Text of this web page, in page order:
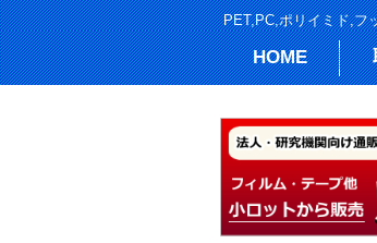
PET,PC,ポリイミド,フ
HOME